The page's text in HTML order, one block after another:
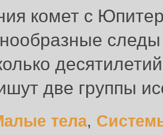
комет с
две группы
тела,